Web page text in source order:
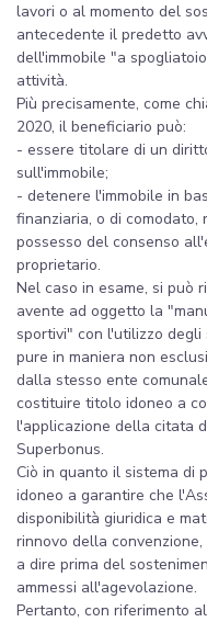
lavori o al momento del
antecedente il predetto
dell'immobile "a
attività.
Più precisamente, come
2020, il beneficiario può:
- essere titolare di un
sull'immobile;
- detenere l'immobile in
finanziaria, o di
possesso del consenso
proprietario.
Nel caso in esame, si può
avente ad oggetto la
sportivi" con l'utilizzo degli
pure in maniera non
dalla stesso ente
costituire titolo idoneo a
l'applicazione della citata
Superbonus.
Ciò in quanto il sistema di
idoneo a garantire che
disponibilità giuridica e
rinnovo della
a dire prima del
ammessi all'agevolazione.
Pertanto, con riferimento